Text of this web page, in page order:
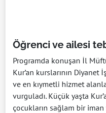
Öğrenci ve ailesi
Programda konuşan İl
Kur’an kurslarının Diyanet
ve en kıymetli hizmet
vurguladı. Küçük yaşta
çocukların sağlam bir